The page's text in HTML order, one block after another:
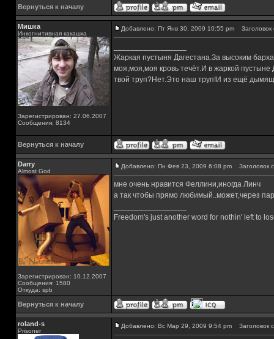
Вернуться к началу
Мишка
Инкогнитивная какашка
Зарегистрирован: 27.06.2007
Сообщения: 8134
Добавлено: Пт Янв 30, 2009 10:55 pm Заголовок
Жаркая пустыня Дагестана.За высоким
моя,моя,моя кровь течёт.И в жаркой
твой труп?Нет.Это наш труп!И из ещё
Вернуться к началу
Darry
Almost God
Зарегистрирован: 10.12.2007
Сообщения: 1580
Откуда: spb
Добавлено: Пн Фев 23, 2009 6:08 pm Заголовок
мне очень нравится Феллини,иногда Линч
а так чтобы прямо любимый..может,через
Freedom's just another word for nothin' left to
Вернуться к началу
roland-s
Prisoner
Добавлено: Вс Мар 29, 2009 9:54 pm Заголовок